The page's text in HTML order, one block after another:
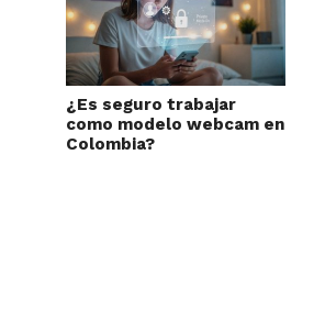
¿Es seguro trabajar
como modelo webcam en
Colombia?